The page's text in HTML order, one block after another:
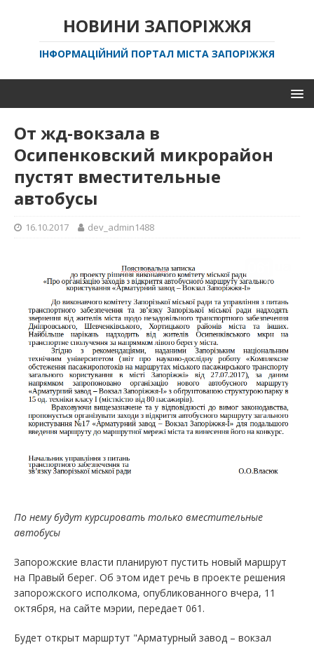
НОВИНИ ЗАПОРІЖЖЯ
ІНФОРМАЦІЙНИЙ ПОРТАЛ МІСТА ЗАПОРІЖЖЯ
От жд-вокзала в
Осипенковский микрорайон
пустят вместительные
автобусы
16.10.2017 dev_admin1488
По нему будут курсировать только вместительные
автобусы
Запорожские власти планируют пустить новый маршрут
на Правый берег. Об этом идет речь в проекте решения
запорожского исполкома, опубликованного вчера, 11
октября, на сайте мэрии, передает 061.
Будет открыт маршртут "Арматурный завод – вокзал